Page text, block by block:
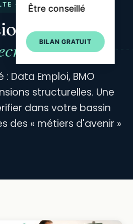
Être conseillé
BILAN GRATUIT
· MARCHÉ
vers un
Data Emploi, BMO
structurelles. Une
dans votre bassin
des « métiers d'avenir »